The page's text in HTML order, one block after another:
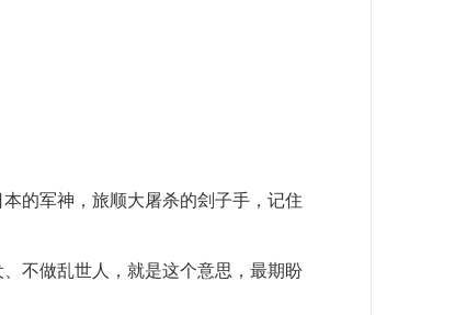
的军神，旅顺大屠杀的刽子手，记住
不做乱世人，就是这个意思，最期盼